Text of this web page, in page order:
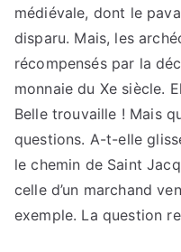
médiévale, dont le
disparu. Mais, les
récompensés par la
monnaie du Xe siècle.
Belle trouvaille ! Mais
questions. A-t-elle
le chemin de Saint
celle d’un marchand
exemple. La question